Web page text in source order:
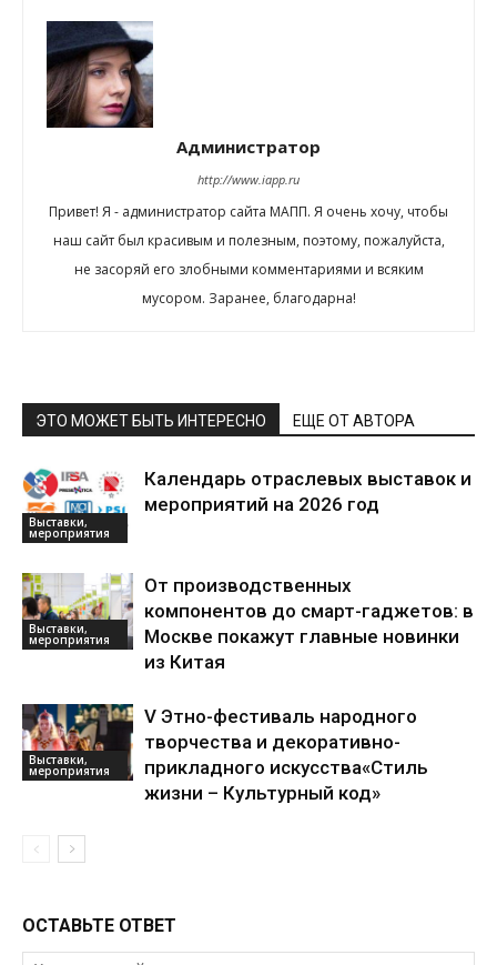
Администратор
http://www.iapp.ru
Привет! Я - администратор сайта МАПП. Я очень хочу, чтобы
наш сайт был красивым и полезным, поэтому, пожалуйста,
не засоряй его злобными комментариями и всяким
мусором. Заранее, благодарна!
ЭТО МОЖЕТ БЫТЬ ИНТЕРЕСНО ЕЩЕ ОТ АВТОРА
Выставки,
мероприятия
Календарь отраслевых выставок и
мероприятий на 2026 год
Выставки,
мероприятия
От производственных
компонентов до смарт-гаджетов: в
Москве покажут главные новинки
из Китая
Выставки,
мероприятия
V Этно-фестиваль народного
творчества и декоративно-
прикладного искусства«Стиль
жизни – Культурный код»
ОСТАВЬТЕ ОТВЕТ